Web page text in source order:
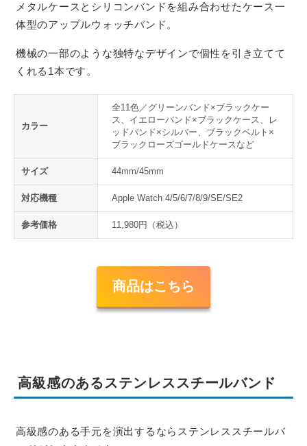
メタルケースとシリコンバンドを組み合わせたケース一
体型のアップルウォッチバンド。
機械の一部のような独特なデザインで個性を引き立てて
くれる1本です。
カラー
全11色／グリーンバンド×ブラックケー
ス、イエローバンド×ブラックケース、レ
ッドバンド×シルバー、ブラックベルト×
ブラックローズゴールドケースなど
サイズ 44mm/45mm
対応機種 Apple Watch 4/5/6/7/8/9/SE/SE2
参考価格 11,980円（税込）
商品はこちら
高級感のあるステンレススチールバンド
高級感のある手元を演出するならステンレススチールバ